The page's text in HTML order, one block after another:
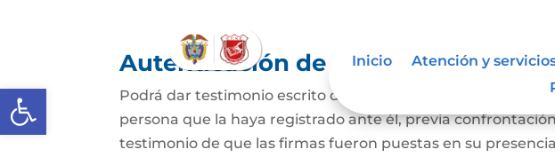
Abrir barra de herramientas
Inicio Atención y
Autenticación de Firma
Podrá dar testimonio escrito de que la firma puesta en un
persona que la haya registrado ante él, previa
testimonio de que las firmas fueron puestas en su